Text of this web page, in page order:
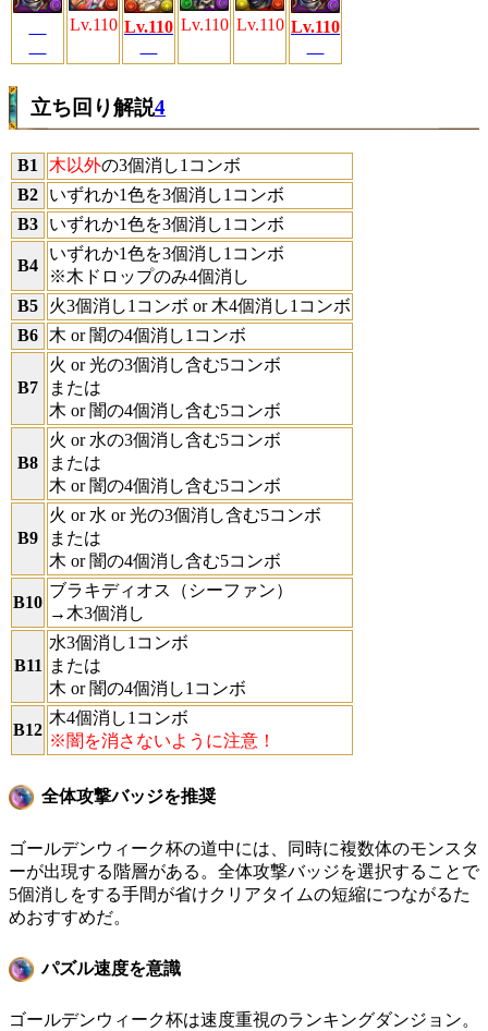
Lv.110 Lv.110 Lv.110 Lv.110 Lv.110
立ち回り解説4
B1 木以外の3個消し1コンボ
B2
いずれか1色を3個消し1コンボ
B3
いずれか1色を3個消し1コンボ
B4
いずれか1色を3個消し1コンボ
※木ドロップのみ4個消し
B5
火3個消し1コンボ or 木4個消し1コンボ
B6
木 or 闇の4個消し1コンボ
B7
火 or 光の3個消し含む5コンボ
または
木 or 闇の4個消し含む5コンボ
B8
火 or 水の3個消し含む5コンボ
または
木 or 闇の4個消し含む5コンボ
B9
火 or 水 or 光の3個消し含む5コンボ
または
木 or 闇の4個消し含む5コンボ
B10
ブラキディオス（シーファン）
→木3個消し
B11
水3個消し1コンボ
または
木 or 闇の4個消し1コンボ
B12
木4個消し1コンボ
※闇を消さないように注意！
全体攻撃バッジを推奨
ゴールデンウィーク杯の道中には、同時に複数体のモンスタ
ーが出現する階層がある。全体攻撃バッジを選択することで
5個消しをする手間が省けクリアタイムの短縮につながるた
めおすすめだ。
パズル速度を意識
ゴールデンウィーク杯は速度重視のランキングダンジョン。